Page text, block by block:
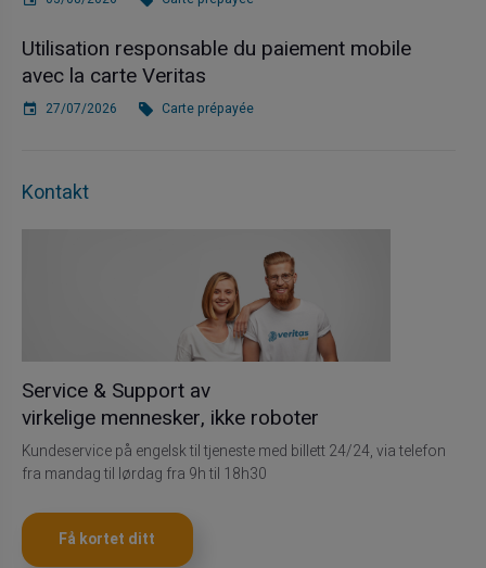
Utilisation responsable du paiement mobile
avec la carte Veritas
27/07/2026 Carte prépayée
Kontakt
Service & Support av
virkelige mennesker, ikke roboter
Kundeservice på engelsk til tjeneste med billett 24/24, via telefon
fra mandag til lørdag fra 9h til 18h30
Få kortet ditt